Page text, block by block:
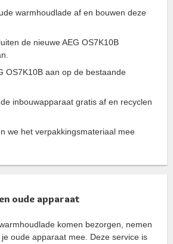
warmhoudlade af en bouwen deze
de nieuwe AEG OS7K10B
OS7K10B aan op de bestaande
inbouwapparaat gratis af en recyclen
we het verpakkingsmateriaal mee
oude apparaat
komen bezorgen, nemen
oude apparaat mee. Deze service is